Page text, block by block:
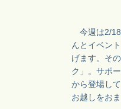
今週は2/18
んとイベン
げます。そ
ク」。サポ
から登場し
お越しをお